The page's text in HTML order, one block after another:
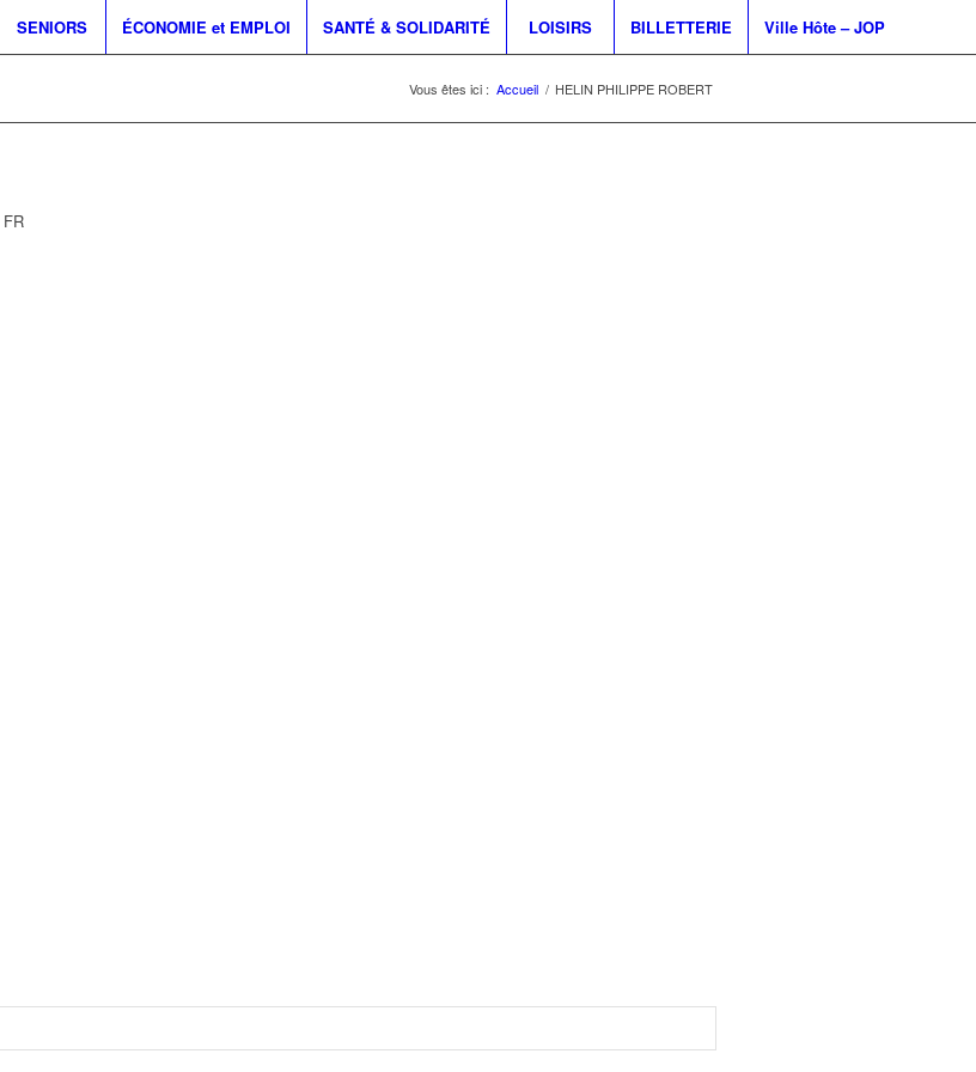
SENIORS ÉCONOMIE et EMPLOI SANTÉ & SOLIDARITÉ LOISIRS BILLETTERIE Ville Hôte – JOP
Vous êtes ici : Accueil / HELIN PHILIPPE ROBERT
FR